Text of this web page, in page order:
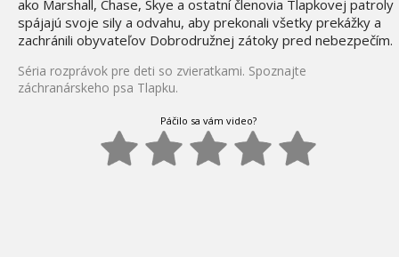
ako Marshall, Chase, Skye a ostatní členovia Tlapkovej patroly
spájajú svoje sily a odvahu, aby prekonali všetky prekážky a
zachránili obyvateľov Dobrodružnej zátoky pred nebezpečím.
Séria rozprávok pre deti so zvieratkami. Spoznajte
záchranárskeho psa Tlapku.
Páčilo sa vám video?